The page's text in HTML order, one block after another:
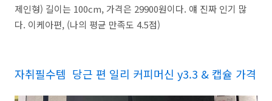
제인형) 길이는 100cm, 가격은 29900원이다. 얘 진짜 인기 많
다. 이케아편, (나의 평균 만족도 4.5점)
자취필수템 당근 편 일리 커피머신 y3.3 & 캡슐 가격